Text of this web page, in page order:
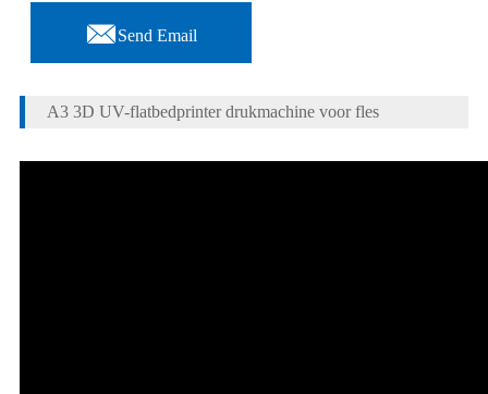
Send Email
A3 3D UV-flatbedprinter drukmachine voor fles